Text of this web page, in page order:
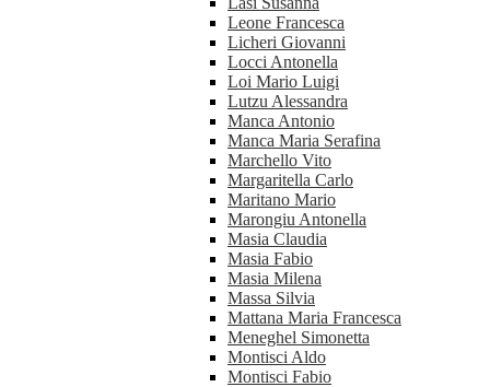
Leone Francesca
Licheri Giovanni
Locci Antonella
Loi Mario Luigi
Lutzu Alessandra
Manca Antonio
Manca Maria Serafina
Marchello Vito
Margaritella Carlo
Maritano Mario
Marongiu Antonella
Masia Claudia
Masia Fabio
Masia Milena
Massa Silvia
Mattana Maria Francesca
Meneghel Simonetta
Montisci Aldo
Montisci Fabio